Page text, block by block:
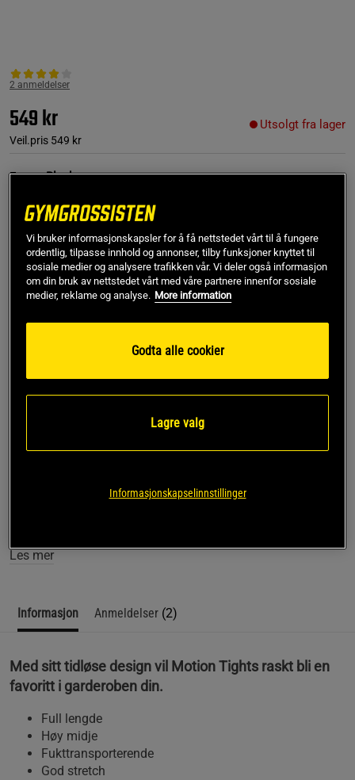
2 anmeldelser
549 kr
Veil.pris 549 kr
Utsolgt fra lager
Farge: Black
Dette produktet er dessverre ikke i lager. Få beskjed når
Les mer
Informasjon Anmeldelser (2)
Med sitt tidløse design vil Motion Tights raskt bli en
favoritt i garderoben din.
Full lengde
Høy midje
Fukttransporterende
God stretch
Vi bruker informasjonskapsler for å få nettstedet vårt til å fungere
ordentlig, tilpasse innhold og annonser, tilby funksjoner knyttet til
sosiale medier og analysere trafikken vår. Vi deler også informasjon
om din bruk av nettstedet vårt med våre partnere innenfor sosiale
medier, reklame og analyse. More information
Godta alle cookier
Lagre valg
Informasjonskapselinnstillinger